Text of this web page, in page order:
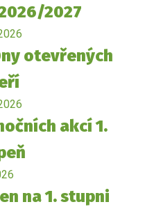
2027
otevřených
akcí 1.
na 1. stupni